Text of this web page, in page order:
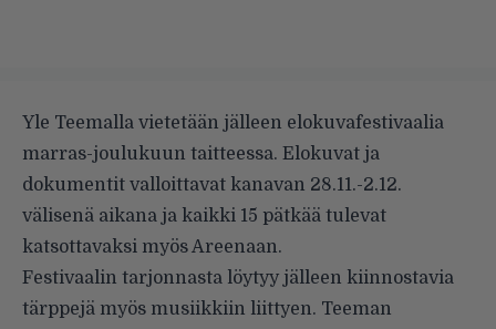
Yle Teemalla vietetään jälleen elokuvafestivaalia
marras-joulukuun taitteessa. Elokuvat ja
dokumentit valloittavat kanavan 28.11.-2.12.
välisenä aikana ja kaikki 15 pätkää tulevat
katsottavaksi myös Areenaan.
Festivaalin tarjonnasta löytyy jälleen kiinnostavia
tärppejä myös musiikkiin liittyen. Teeman